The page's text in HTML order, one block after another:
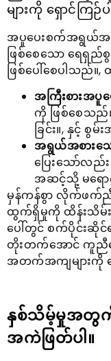
များကို ရှောင်ကြဉ်ပ
အပူပေးစက်အရွယ်အ
ဖြစ်စေသော ရေရှည်
ဖြစ်ပေါ်စေပါသည်။
အကြီးစားအပူ
ကို ဖြစ်စေသည်။
ခြင်း။, နှင့် စွမ်
အရွယ်အစားသ
ပြေးသော်လ
အဆင့်သို့ မရော
မှန်ကန်စွာ လိုက်ဖက်
ထွက်ရှိမှုကို ထိန်းသိမ်းပ
ပေါ်တွင် စက်ပိုင်းဆိုင်
တိုးတက်အောင် ကူညီ
အတက်အကျများကို လ
နှစ်သိမ့်မှုအ
အကဲဖြတ်ပါ။